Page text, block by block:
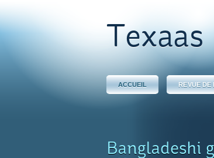
Texaas
ACCUEIL REVUE DE
Bangladeshi